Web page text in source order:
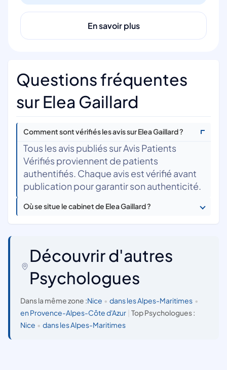
En savoir plus
Questions fréquentes
sur Elea Gaillard
Comment sont vérifiés les avis sur Elea Gaillard ?
Tous les avis publiés sur Avis Patients
Vérifiés proviennent de patients
authentifiés. Chaque avis est vérifié avant
publication pour garantir son authenticité.
Où se situe le cabinet de Elea Gaillard ?
Découvrir d'autres
Psychologues
Dans la même zone :Nice • dans les Alpes-Maritimes •
en Provence-Alpes-Côte d'Azur
Top Psychologues :
Nice • dans les Alpes-Maritimes